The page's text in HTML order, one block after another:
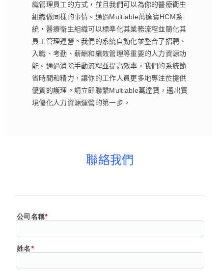
織管理員工的方式，並且我們可以為你的醫療衛生
組織做同樣的事情。通過Multiable萬達寶HCM系
統，醫療衛生組織可以標準化其業務流程並簡化其
員工管理運營。我們的系統自動化並整合了招聘、
入職、考勤、薪酬和績效管理等重要的人力資源功
能。通過消除手動流程並提高效率，我們的系統節
省時間和精力，讓你的工作人員更多地專注於提供
優質的護理。請立即聯繫Multiable萬達寶，邁出實
現優化人力資源運營的第一步。
聯絡我們
公司名稱*
姓名*